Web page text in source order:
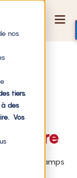
nos
tiers.
des
Vos
Les champs